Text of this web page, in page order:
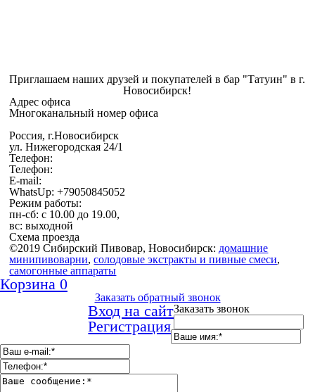
Приглашаем наших друзей и покупателей в бар "Татуин" в г.
Новосибирск!
Адрес офиса
Многоканальный номер офиса
Россия, г.Новосибирск
ул. Нижегородская 24/1
Телефон:
Телефон:
E-mail:
WhatsUp: +79050845052
Режим работы:
пн-сб: с 10.00 до 19.00,
вс: выходной
Схема проезда
©2019 Сибирский Пивовар, Новосибирск:домашние
минипивоварни,cолодовые экстракты и пивные смеси,
самогонные аппараты
Корзина 0
Заказать обратный звонок
Вход на сайт
Регистрация
Заказать звонок